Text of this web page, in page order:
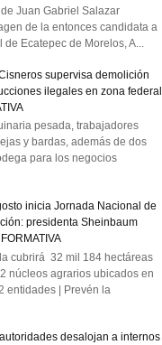
Juan Gabriel Salazar
de la entonces candidata a
de Ecatepec de Morelos, A...
supervisa demolición
ilegales en zona federal
pesada, trabajadores
y bardas, además de dos
para los negocios
inicia Jornada Nacional de
presidenta Sheinbaum
cubrirá 32 mil 184 hectáreas
núcleos agrarios ubicados en
entidades | Prevén la
desalojan a internos